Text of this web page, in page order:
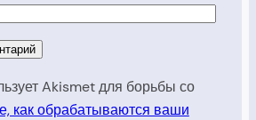
Akismet для борьбы со
как обрабатываются ваши